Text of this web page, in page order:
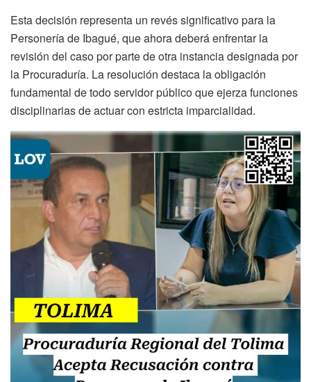
Esta decisión representa un revés significativo para la
Personería de Ibagué, que ahora deberá enfrentar la
revisión del caso por parte de otra instancia designada por
la Procuraduría. La resolución destaca la obligación
fundamental de todo servidor público que ejerza funciones
disciplinarias de actuar con estricta imparcialidad.